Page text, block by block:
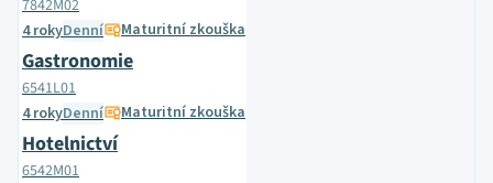
7842M02
4 rokyDenní Maturitní zkouška
Gastronomie
6541L01
4 rokyDenní Maturitní zkouška
Hotelnictví
6542M01